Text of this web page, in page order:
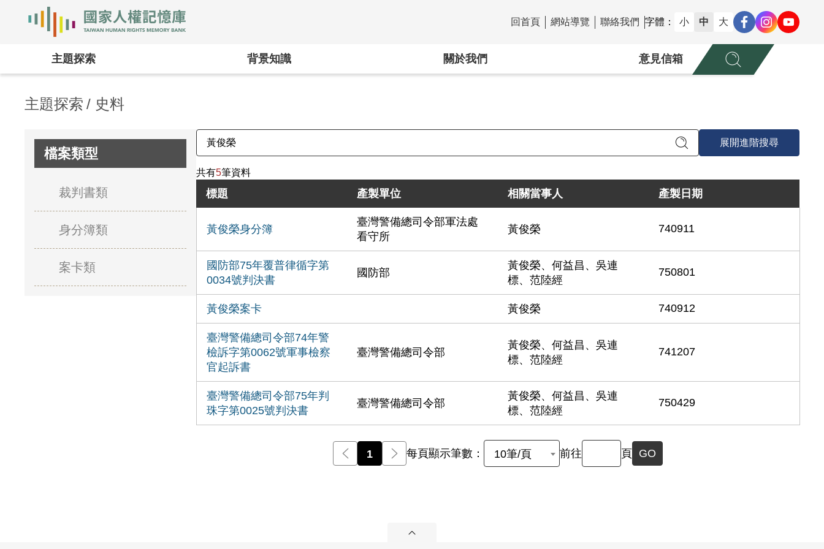
:::
回首頁 網站導覽 聯絡我們 字體： 小 中 大
主題探索 背景知識 關於我們 意見信箱
主題探索 史料
檔案類型
裁判書類
身分簿類
案卡類
展開進階搜尋
共有5筆資料
標題 產製單位 相關當事人 產製日期
黃俊榮身分簿
臺灣警備總司令部軍法處
看守所
黃俊榮 740911
國防部75年覆普律循字第
0034號判決書
國防部
黃俊榮、何益昌、吳連
標、范陸經
750801
黃俊榮案卡 黃俊榮 740912
臺灣警備總司令部74年警
檢訴字第0062號軍事檢察
官起訴書
臺灣警備總司令部
黃俊榮、何益昌、吳連
標、范陸經
741207
臺灣警備總司令部75年判
珠字第0025號判決書
臺灣警備總司令部
黃俊榮、何益昌、吳連
標、范陸經
750429
前一頁
1 後一頁
每頁顯示筆數： 10筆/頁 前往 頁 GO